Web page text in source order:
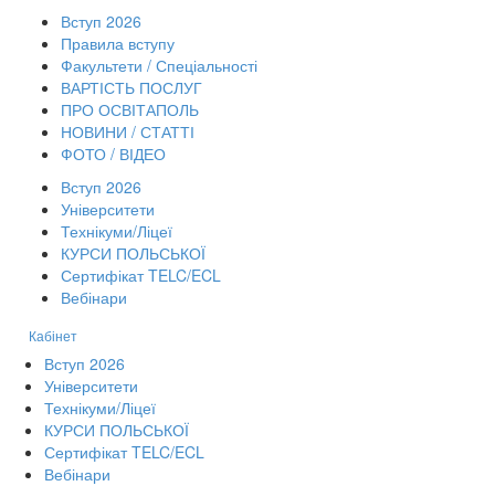
Вступ 2026
Правила вступу
Факультети / Спеціальності
ВАРТІСТЬ ПОСЛУГ
ПРО ОСВІТАПОЛЬ
НОВИНИ / СТАТТІ
ФОТО / ВІДЕО
Вступ 2026
Університети
Технікуми/Ліцеї
КУРСИ ПОЛЬСЬКОЇ
Сертифікат TELC/ECL
Вебінари
Кабінет
Вступ 2026
Університети
Технікуми/Ліцеї
КУРСИ ПОЛЬСЬКОЇ
Сертифікат TELC/ECL
Вебінари